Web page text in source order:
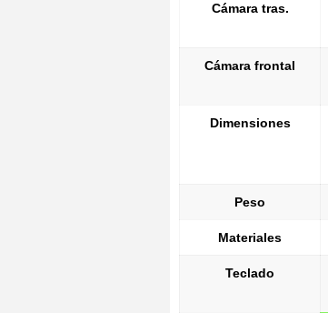
Cámara tras.
Cámara frontal
Dimensiones
Peso
Materiales
Teclado